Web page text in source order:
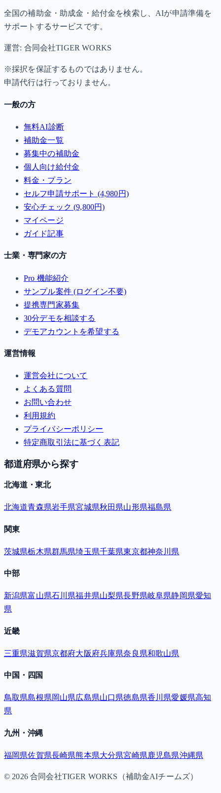
全国の補助金・助成金・給付金を検索し、AIが申請準備を
サポートするサービスです。
運営: 合同会社TIGER WORKS
※採択を保証するものではありません。
申請代行は行っておりません。
一般の方
無料AI診断
補助金一覧
募集中の補助金
個人向け給付金
料金・プラン
セルフ申請サポート (4,980円)
安心チェック (9,800円)
マイページ
ガイド記事
士業・専門家の方
Pro 機能紹介
サンプル案件 (ログイン不要)
提携専門家募集
30分デモを相談する
デモアカウントを希望する
運営情報
運営会社について
よくある質問
お問い合わせ
利用規約
プライバシーポリシー
特定商取引法に基づく表記
都道府県から探す
北海道・東北
北海道青森県岩手県宮城県秋田県山形県福島県
関東
茨城県栃木県群馬県埼玉県千葉県東京都神奈川県
中部
新潟県富山県石川県福井県山梨県長野県岐阜県静岡県愛知
県
近畿
三重県滋賀県京都府大阪府兵庫県奈良県和歌山県
中国・四国
鳥取県島根県岡山県広島県山口県徳島県香川県愛媛県高知
県
九州・沖縄
福岡県佐賀県長崎県熊本県大分県宮崎県鹿児島県沖縄県
© 2026合同会社TIGER WORKS（補助金AIチームズ）